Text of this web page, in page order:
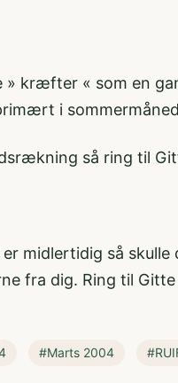
» kræfter « som en
i
så ring til
midlertidig så
fra dig. Ring til
#Marts 2004